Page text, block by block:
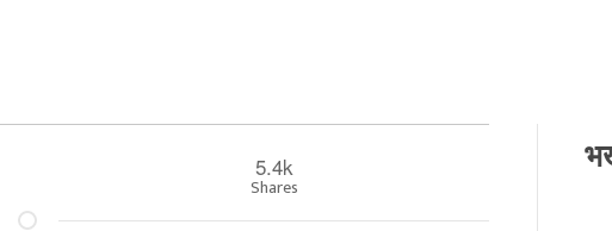
5.4k
Shares